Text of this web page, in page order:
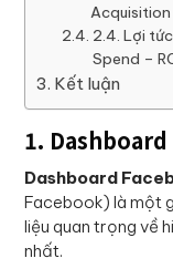
Acquisition
2.4. Lợi
Spend –
Kết luận
1.
Dashboard
Facebook) là một
liệu quan trọng về
nhất.